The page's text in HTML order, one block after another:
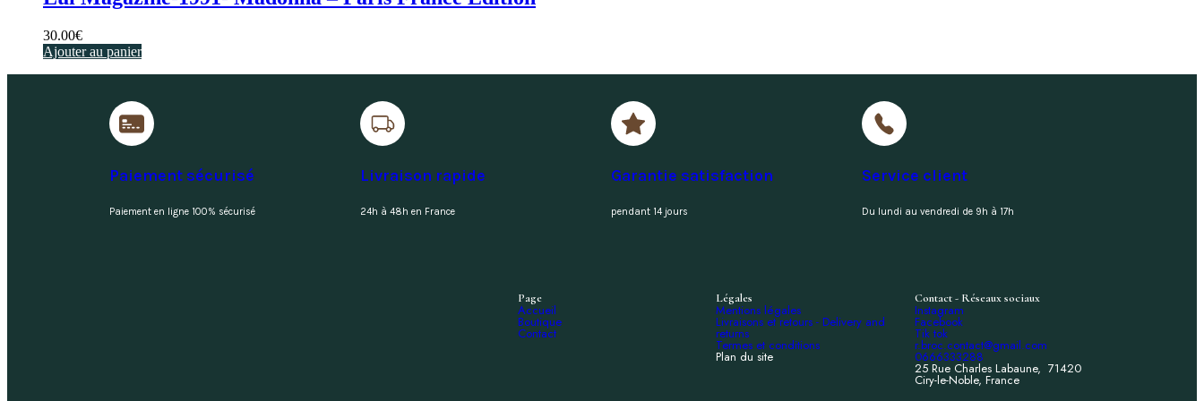
30.00€
Ajouter au panier
Paiement sécurisé
Paiement en ligne 100% sécurisé
Livraison rapide
24h à 48h en France
Garantie satisfaction
pendant 14 jours
Service client
Du lundi au vendredi de 9h à 17h
Page
Accueil
Boutique
Contact
Légales
Mentions légales
Livraisons et retours - Delivery and
returns
Termes et conditions
Plan du site
Contact - Réseaux sociaux
Instagram
Facebook
Tik tok
r.broc.contact@gmail.com
0666333288
25 Rue Charles Labaune, 71420
Ciry-le-Noble, France